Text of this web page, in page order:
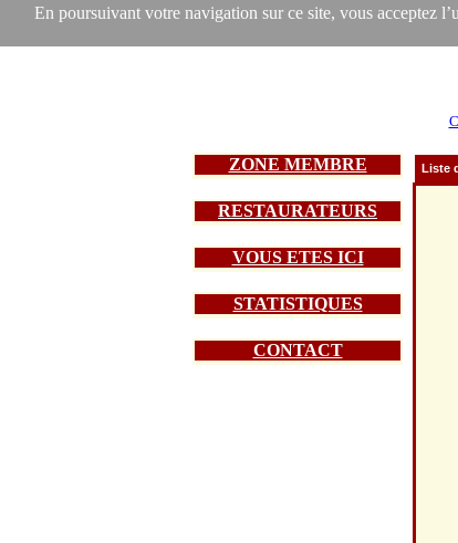
En poursuivant votre navigation sur ce site, vous acceptez
ZONE MEMBRE
RESTAURATEURS
VOUS ETES ICI
STATISTIQUES
CONTACT
Liste